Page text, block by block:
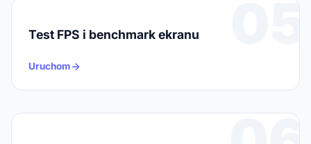
05
Test FPS i benchmark ekranu
Uruchom